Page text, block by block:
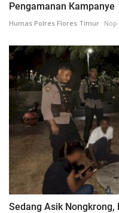
Pengamanan Kampanye
Humas Polres Flores Timur Nop
Sedang Asik Nongkrong,